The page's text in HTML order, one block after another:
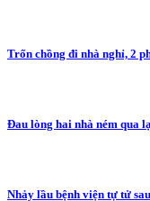
Trốn chồng đi nhà nghỉ, 2
Đau lòng hai nhà ném qua
Nhảy lầu bệnh viện tự tử